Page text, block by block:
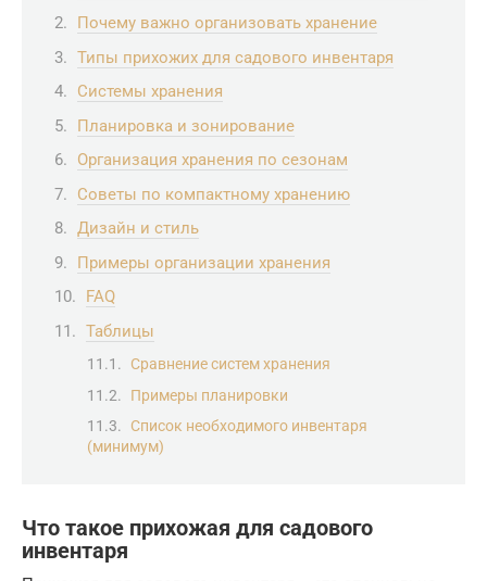
Почему важно организовать хранение
Типы прихожих для садового инвентаря
Системы хранения
Планировка и зонирование
Организация хранения по сезонам
Советы по компактному хранению
Дизайн и стиль
Примеры организации хранения
FAQ
Таблицы
Сравнение систем хранения
Примеры планировки
Список необходимого инвентаря
(минимум)
Что такое прихожая для садового
инвентаря